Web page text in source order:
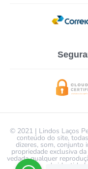
© 2021 | Lindos Laços
conteúdo do site,
dizeres, som, conjunto
propriedade exclusiva
vedada qualquer
de